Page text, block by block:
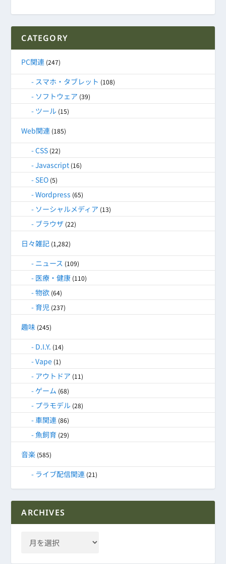
CATEGORY
PC関連 (247)
スマホ・タブレット (108)
ソフトウェア (39)
ツール (15)
Web関連 (185)
CSS (22)
Javascript (16)
SEO (5)
Wordpress (65)
ソーシャルメディア (13)
ブラウザ (22)
日々雑記 (1,282)
ニュース (109)
医療・健康 (110)
物欲 (64)
育児 (237)
趣味 (245)
D.I.Y. (14)
Vape (1)
アウトドア (11)
ゲーム (68)
プラモデル (28)
車関連 (86)
魚飼育 (29)
音楽 (585)
ライブ配信関連 (21)
ARCHIVES